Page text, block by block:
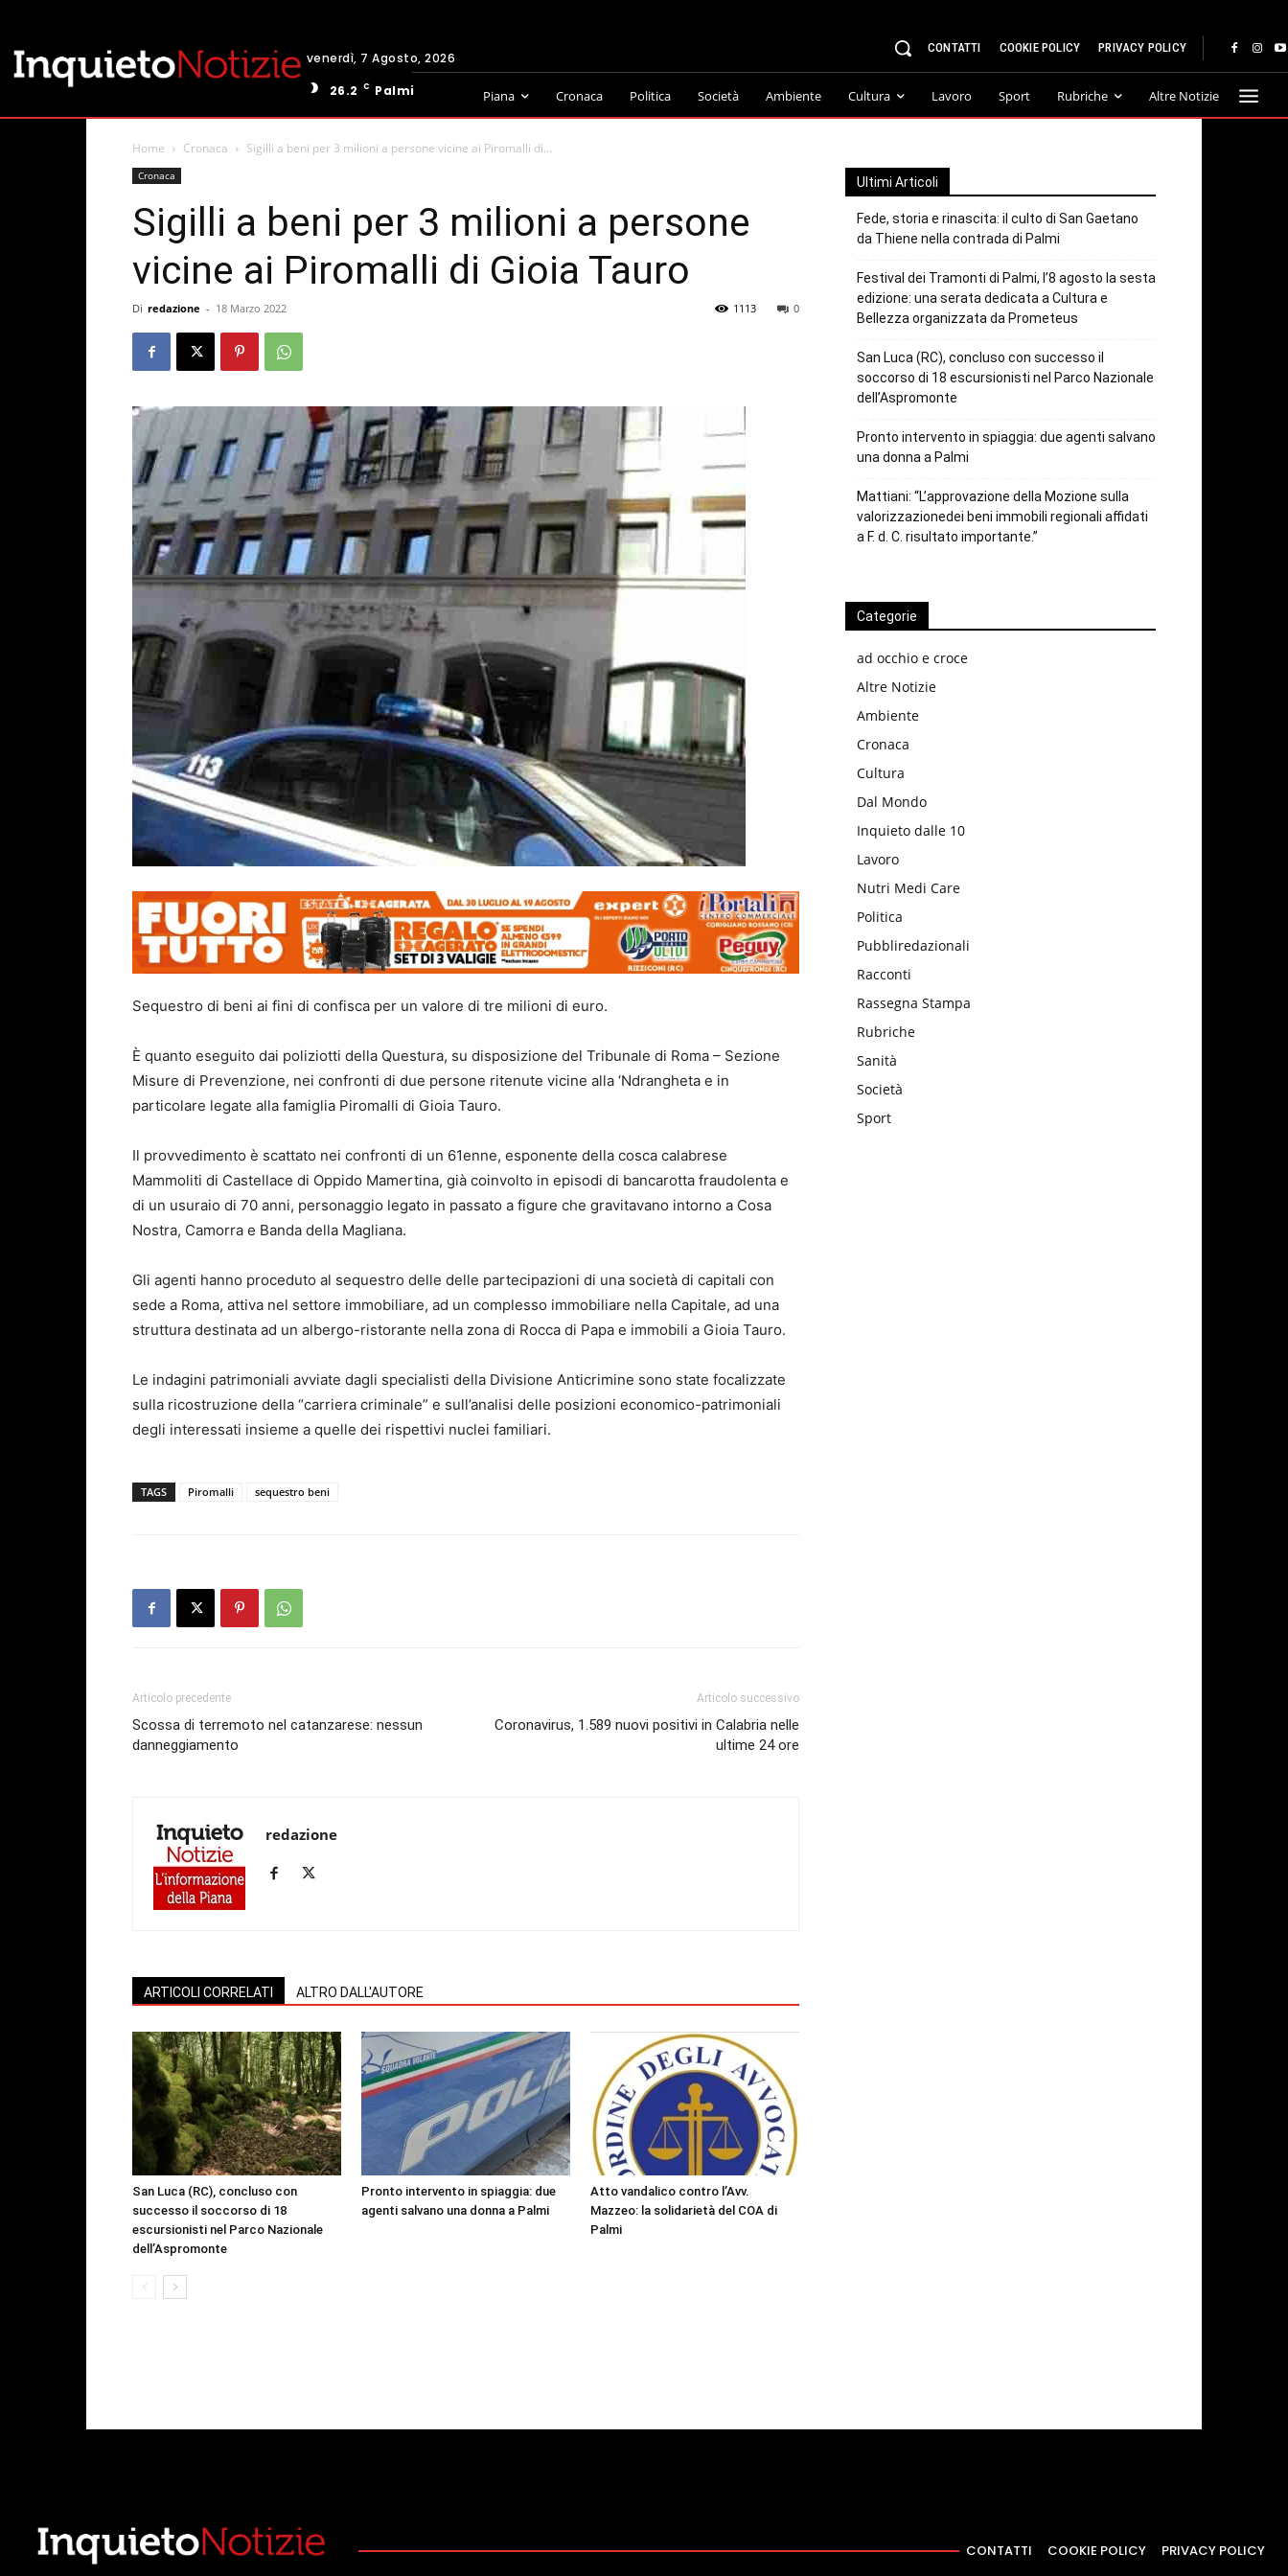
venerdì, 7 Agosto, 2026
26.2
C Palmi
CONTATTI COOKIE POLICY PRIVACY POLICY
Piana Cronaca Politica Società Ambiente Cultura Lavoro Sport Rubriche Altre Notizie
Home Cronaca Sigilli a beni per 3 milioni a persone vicine ai Piromalli di...
Cronaca
Sigilli a beni per 3 milioni a persone
vicine ai Piromalli di Gioia Tauro
Di redazione - 18 Marzo 2022 0
1113
Sequestro di beni ai fini di confisca per un valore di tre milioni di euro.
È quanto eseguito dai poliziotti della Questura, su disposizione del Tribunale di Roma – Sezione
Misure di Prevenzione, nei confronti di due persone ritenute vicine alla ‘Ndrangheta e in
particolare legate alla famiglia Piromalli di Gioia Tauro.
Il provvedimento è scattato nei confronti di un 61enne, esponente della cosca calabrese
Mammoliti di Castellace di Oppido Mamertina, già coinvolto in episodi di bancarotta fraudolenta e
di un usuraio di 70 anni, personaggio legato in passato a figure che gravitavano intorno a Cosa
Nostra, Camorra e Banda della Magliana.
Gli agenti hanno proceduto al sequestro delle delle partecipazioni di una società di capitali con
sede a Roma, attiva nel settore immobiliare, ad un complesso immobiliare nella Capitale, ad una
struttura destinata ad un albergo-ristorante nella zona di Rocca di Papa e immobili a Gioia Tauro.
Le indagini patrimoniali avviate dagli specialisti della Divisione Anticrimine sono state focalizzate
sulla ricostruzione della “carriera criminale” e sull’analisi delle posizioni economico-patrimoniali
degli interessati insieme a quelle dei rispettivi nuclei familiari.
TAGS Piromalli sequestro beni
Articolo precedente
Scossa di terremoto nel catanzarese: nessun
danneggiamento
Articolo successivo
Coronavirus, 1.589 nuovi positivi in Calabria nelle
ultime 24 ore
redazione
ARTICOLI CORRELATI ALTRO DALL'AUTORE
San Luca (RC), concluso con
successo il soccorso di 18
escursionisti nel Parco Nazionale
dell’Aspromonte
Pronto intervento in spiaggia: due
agenti salvano una donna a Palmi
Atto vandalico contro l’Avv.
Mazzeo: la solidarietà del COA di
Palmi
Ultimi Articoli
Fede, storia e rinascita: il culto di San Gaetano
da Thiene nella contrada di Palmi
Festival dei Tramonti di Palmi, l’8 agosto la sesta
edizione: una serata dedicata a Cultura e
Bellezza organizzata da Prometeus
San Luca (RC), concluso con successo il
soccorso di 18 escursionisti nel Parco Nazionale
dell’Aspromonte
Pronto intervento in spiaggia: due agenti salvano
una donna a Palmi
Mattiani: “L’approvazione della Mozione sulla
valorizzazionedei beni immobili regionali affidati
a F. d. C. risultato importante.”
Categorie
ad occhio e croce
Altre Notizie
Ambiente
Cronaca
Cultura
Dal Mondo
Inquieto dalle 10
Lavoro
Nutri Medi Care
Politica
Pubbliredazionali
Racconti
Rassegna Stampa
Rubriche
Sanità
Società
Sport
CONTATTI COOKIE POLICY PRIVACY POLICY